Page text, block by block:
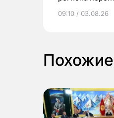
выиграть призы
09:10 / 03.08.26